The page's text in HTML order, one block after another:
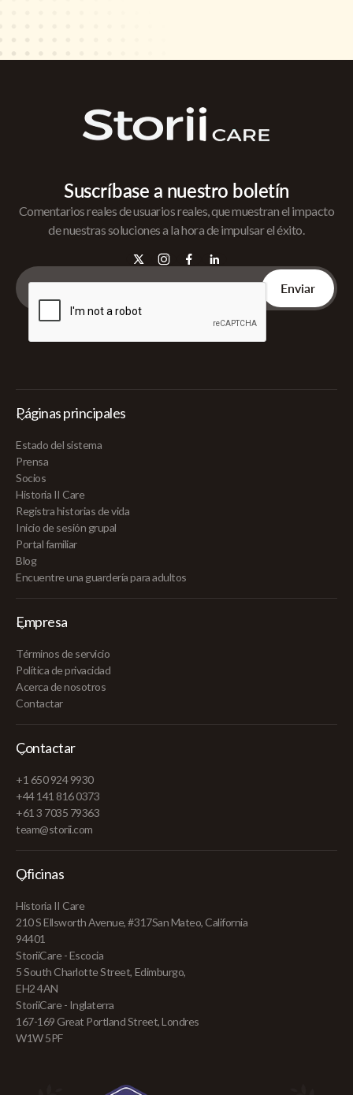
Suscríbase a nuestro boletín
Comentarios reales de usuarios reales, que muestran el impacto
de nuestras soluciones a la hora de impulsar el éxito.
Páginas principales
Estado del sistema
Prensa
Socios
Historia II Care
Registra historias de vida
Inicio de sesión grupal
Portal familiar
Blog
Encuentre una guardería para adultos
Empresa
Términos de servicio
Política de privacidad
Acerca de nosotros
Contactar
Contactar
+1 650 924 9930
+44 141 816 0373
+61 3 7035 79363
team@storii.com
Oficinas
Historia II Care
210 S Ellsworth Avenue, #317San Mateo, California
94401
StoriiCare - Escocia
5 South Charlotte Street, Edimburgo,
EH2 4AN
StoriiCare - Inglaterra
167-169 Great Portland Street, Londres
W1W 5PF